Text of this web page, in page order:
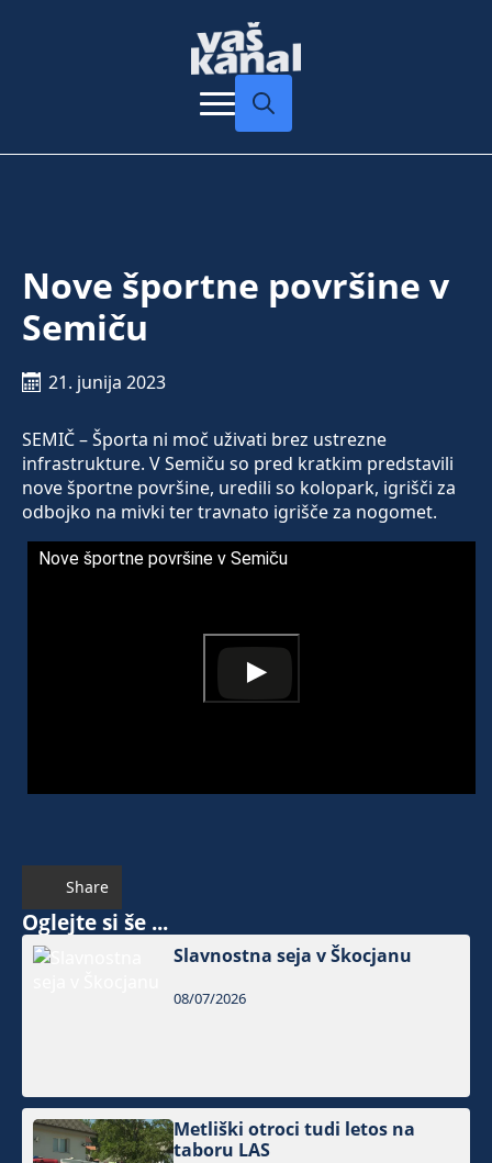
Nove športne površine v
Semiču
21. junija 2023
SEMIČ – Športa ni moč uživati brez ustrezne
infrastrukture. V Semiču so pred kratkim predstavili
nove športne površine, uredili so kolopark, igrišči za
odbojko na mivki ter travnato igrišče za nogomet.
Nove športne površine v Semiču
Share
Oglejte si še ...
Slavnostna seja v Škocjanu
08/07/2026
Metliški otroci tudi letos na
taboru LAS